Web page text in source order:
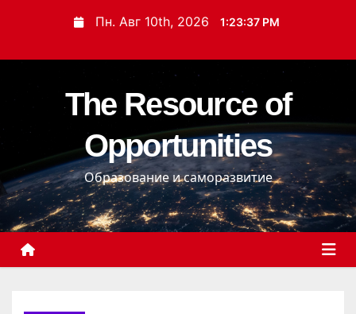
и
с
о
д
Пн. Авг 10th, 2026 1:23:39 PM
The Resource of
Opportunities
Образование и саморазвитие